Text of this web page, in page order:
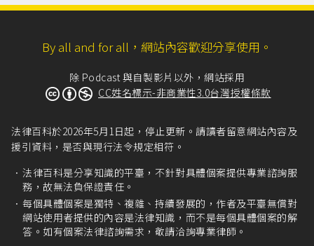
By all and for all，網站內容歡迎分享使用。
除 Podcast 與自製影片以外，網站採用
CC姓名標示-非商業性3.0台灣授權條款
法律百科於2026年5月1日起，停止更新。請讀者留意網站內容及
援引資料，是否與現行法令規定相符。
法律百科是分享知識的平臺，不針對具體個案提供專業諮詢服
務，故無法負保證責任。
每個具體個案是獨特、複雜、持續發展的，作者及平臺無償對
網站使用者提供的內容是法律知識，而不是每個具體個案的解
答。如有個案法律諮詢需求，敬請洽詢專業律師。